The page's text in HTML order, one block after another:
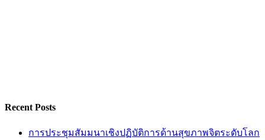
Recent Posts
การประชุมสัมมนาเชิงปฏิบัติการด้านสุขภาพจิตระดับโลก